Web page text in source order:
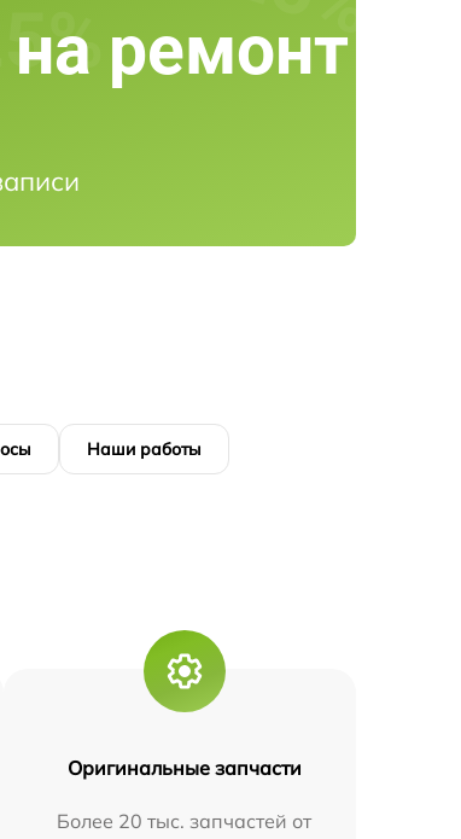
ремонт
Наши работы
Оригинальные запчасти
Более 20 тыс. запчастей от